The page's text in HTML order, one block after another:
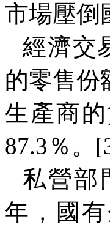
市場壓倒
經濟交
的零售份
生產商
87.3 ％。
私營部
年，國